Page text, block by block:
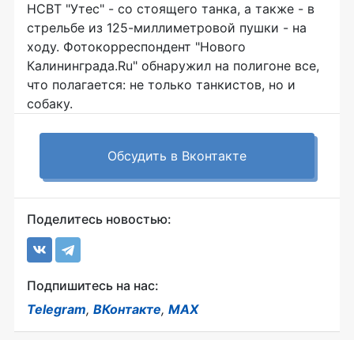
НСВТ "Утес" - со стоящего танка, а также - в
стрельбе из 125-миллиметровой пушки - на
ходу. Фотокорреспондент "Нового
Калининграда.Ru" обнаружил на полигоне все,
что полагается: не только танкистов, но и
собаку.
Обсудить в Вконтакте
Поделитесь новостью:
Подпишитесь на нас:
Telegram, ВКонтакте, MAX